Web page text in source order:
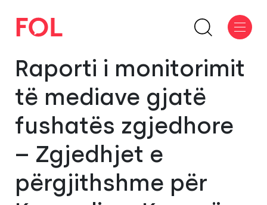
Raporti i monitorimit
të mediave gjatë
fushatës zgjedhore
– Zgjedhjet e
përgjithshme për